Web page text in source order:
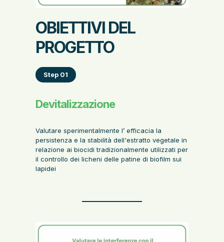
OBIETTIVI DEL
PROGETTO
Step 01
Devitalizzazione
Valutare sperimentalmente l’ efficacia la
persistenza e la stabilità dell'estratto vegetale in
relazione ai biocidi tradizionalmente utilizzati per
il controllo dei licheni delle patine di biofilm sui
lapidei